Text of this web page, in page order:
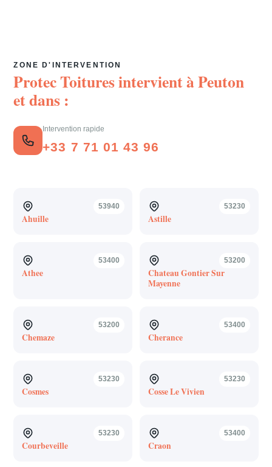
ZONE D'INTERVENTION
Protec Toitures intervient àPeuton
et dans :
Intervention rapide
+33 7 71 01 43 96
53940
Ahuille
53230
Astille
53400
Athee
53200
Chateau Gontier Sur
Mayenne
53200
Chemaze
53400
Cherance
53230
Cosmes
53230
Cosse Le Vivien
53230
Courbeveille
53400
Craon